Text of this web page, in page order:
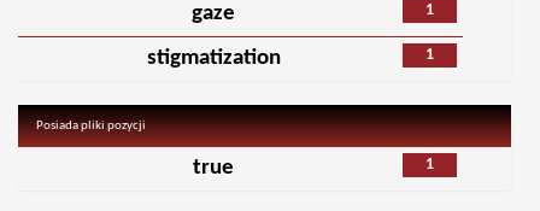
1
gaze
1
stigmatization
Posiada pliki pozycji
1
true